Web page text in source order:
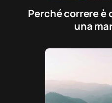
Perché correre è
una